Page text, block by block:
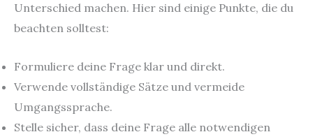
Unterschied machen. Hier sind einige Punkte, die du
beachten solltest:
Formuliere deine Frage klar und direkt.
Verwende vollständige Sätze und vermeide
Umgangssprache.
Stelle sicher, dass deine Frage alle notwendigen